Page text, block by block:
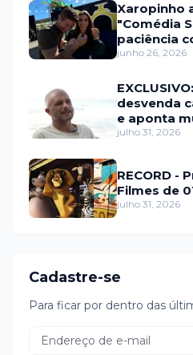
Xaropinho
"Comédia
paciência
junho 26, 2026
desvenda
e aponta
fraude
julho 31, 2026
RECORD -
Filmes de
julho 31, 2026
Cadastre-se
Para ficar por dentro das